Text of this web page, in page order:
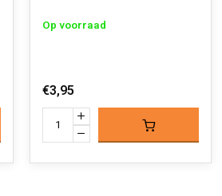
Op voorraad
€3,95